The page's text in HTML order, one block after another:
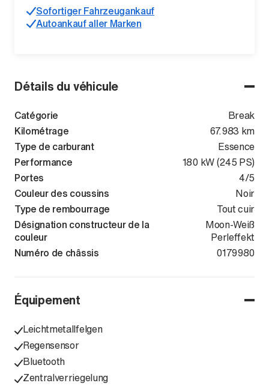
Détails du véhicule
Catégorie
Break
Kilométrage
67.983 km
Type de carburant
Essence
Performance
180 kW (245 PS)
Portes
4/5
Couleur des coussins
Noir
Type de rembourrage
Tout cuir
Désignation constructeur de la
couleur
Moon-Weiß
Perleffekt
Numéro de châssis
0179980
Équipement
Leichtmetallfelgen
Regensensor
Bluetooth
Zentralverriegelung
Sofortiger Fahrzeugankauf
Autoankauf aller Marken